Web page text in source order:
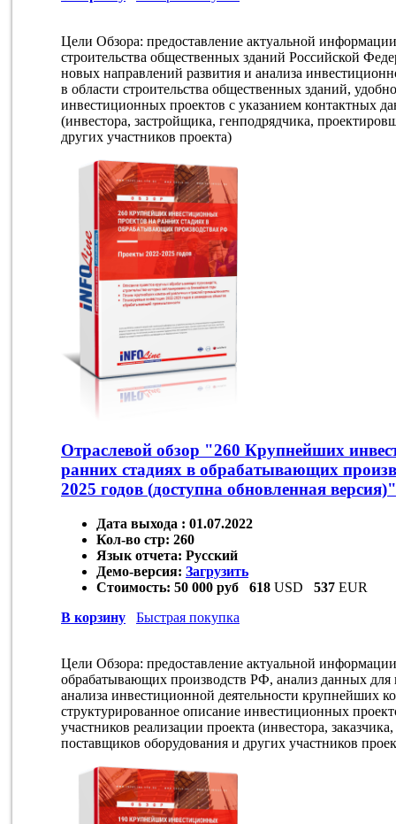
Цели Обзора: предоставление актуальной
строительства общественных зданий Российской
новых направлений развития и анализа
в области строительства общественных зданий,
инвестиционных проектов с указанием контактных
(инвестора, застройщика, генподрядчика,
других участников проекта)
Отраслевой обзор "260 Крупнейших
ранних стадиях в обрабатывающих
2025 годов (доступна обновленная версия)"
Дата выхода : 01.07.2022
Кол-во стр: 260
Язык отчета: Русский
Демо-версия: Загрузить
Стоимость: 50 000 руб 618 USD 537 EUR
В корзину
Быстрая покупка
Цели Обзора: предоставление актуальной
обрабатывающих производств РФ, анализ данных
анализа инвестиционной деятельности крупнейших
структурированное описание инвестиционных
участников реализации проекта (инвестора,
поставщиков оборудования и других участников